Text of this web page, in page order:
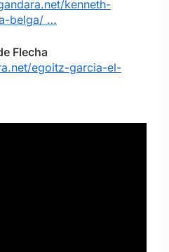
kenneth-
belga/ …
Flecha
egoitz-garcia-el-